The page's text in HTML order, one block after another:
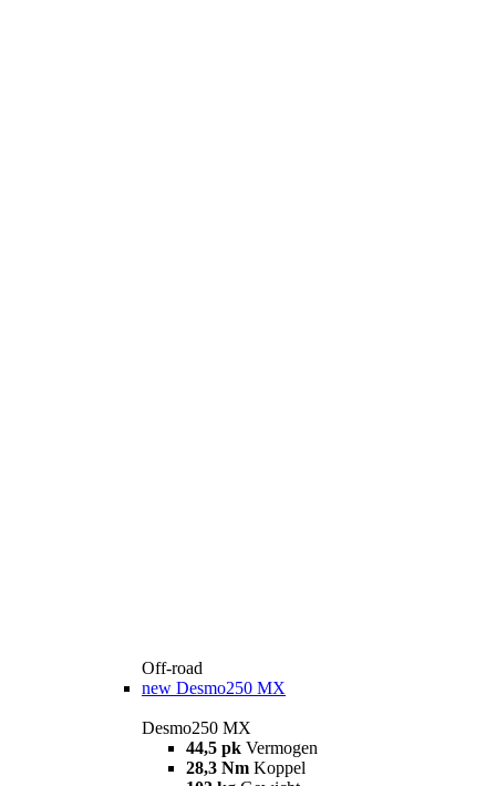
Off-road
new Desmo250 MX
Desmo250 MX
44,5 pk Vermogen
28,3 Nm Koppel